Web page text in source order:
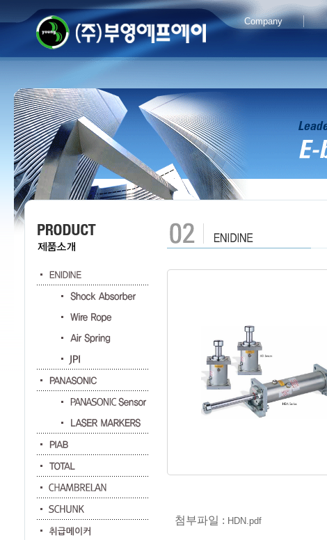
Company
첨부파일 : HDN.pdf